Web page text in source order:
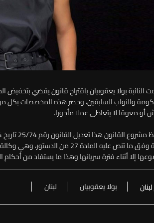
النائبة بولا يعقوبيان باقتراح قانون يقضي
والنواب السابقين، وحصر هذه المخصصات بكل
أو معوقا لا يتعاطى عملا مأجورا.
الأمة وفق ما تنص عليه المادة
إلا أثناء فترة سريانها وهذا ما يستفاد من أحكام المادة 770 من قانون
بولا يعقوبيان لبنان